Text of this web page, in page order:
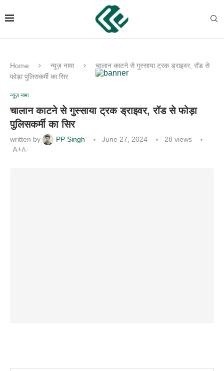
Home न्यूज़ नामा
चालान काटने से गुस्साया ट्रक ड्राइवर, रॉड से
फोड़ा पुलिसकर्मी का सिर
न्यूज़ नामा
चालान काटने से गुस्साया ट्रक ड्राइवर, रॉड से फोड़ा
पुलिसकर्मी का सिर
written by PP Singh June 27, 2024 28 views
A+A-